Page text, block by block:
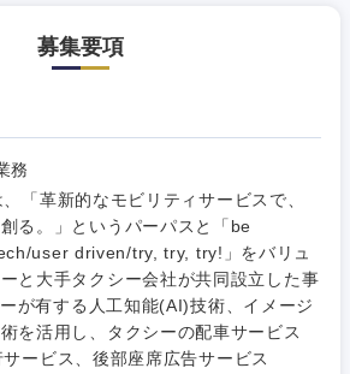
募集要項
務
「革新的なモビリティサービスで、
る。」というパーパスと「be
user driven/try, try, try!」をバリュ
と大手タクシー会社が共同設立した事
が有する人工知能(AI)技術、イメージ
を活用し、タクシーの配車サービス
ービス、後部座席広告サービス
種を選択してください
種を選択してください
界を選択してください
務地を選択してください
件を入力ください